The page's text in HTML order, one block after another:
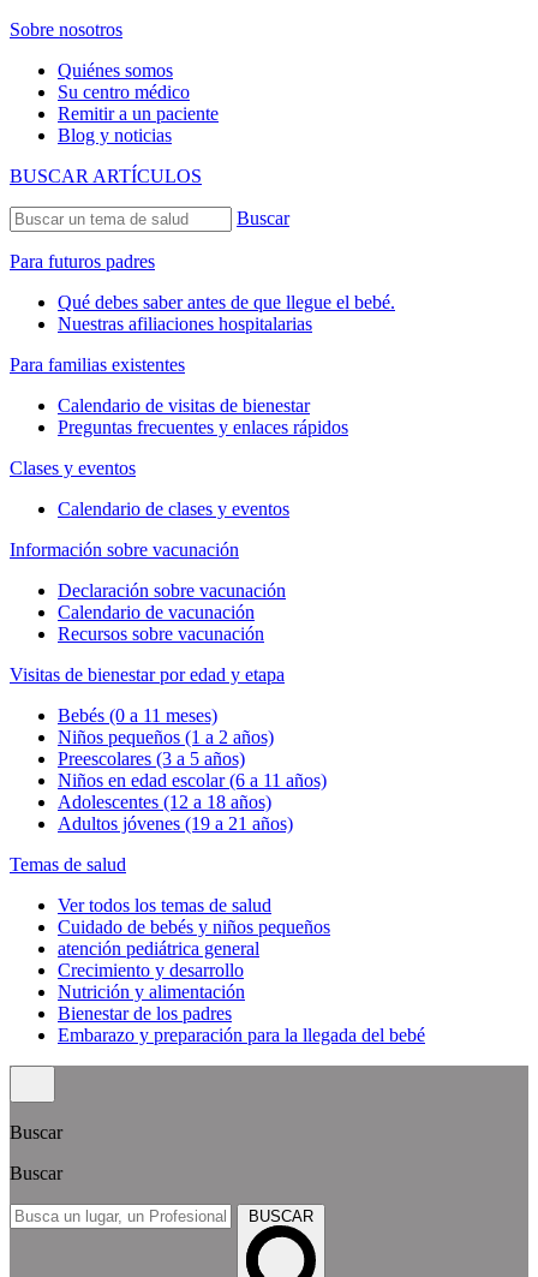
Sobre nosotros
Quiénes somos
Su centro médico
Remitir a un paciente
Blog y noticias
BUSCAR ARTÍCULOS
Buscar
Para futuros padres
Qué debes saber antes de que llegue el bebé.
Nuestras afiliaciones hospitalarias
Para familias existentes
Calendario de visitas de bienestar
Preguntas frecuentes y enlaces rápidos
Clases y eventos
Calendario de clases y eventos
Información sobre vacunación
Declaración sobre vacunación
Calendario de vacunación
Recursos sobre vacunación
Visitas de bienestar por edad y etapa
Bebés (0 a 11 meses)
Niños pequeños (1 a 2 años)
Preescolares (3 a 5 años)
Niños en edad escolar (6 a 11 años)
Adolescentes (12 a 18 años)
Adultos jóvenes (19 a 21 años)
Temas de salud
Ver todos los temas de salud
Cuidado de bebés y niños pequeños
atención pediátrica general
Crecimiento y desarrollo
Nutrición y alimentación
Bienestar de los padres
Embarazo y preparación para la llegada del bebé
Buscar
Buscar
BUSCAR